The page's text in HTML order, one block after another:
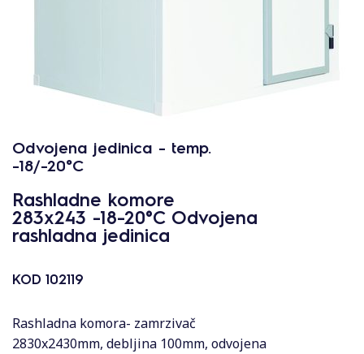
Odvojena jedinica - temp.
-18/-20°C
Rashladne komore
283x243 -18-20°C Odvojena
rashladna jedinica
KOD 102119
Rashladna komora- zamrzivač
2830x2430mm, debljina 100mm, odvojena